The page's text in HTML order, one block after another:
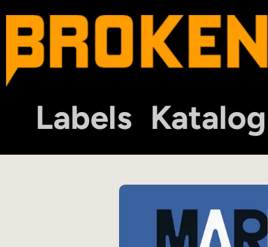
Labels Katalog